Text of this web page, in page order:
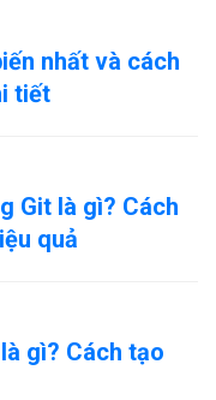
nhất và cách
tiết
Git là gì? Cách
quả
gì? Cách tạo